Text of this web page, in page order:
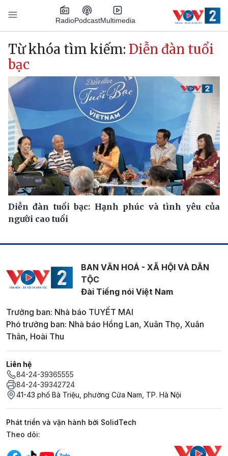
Nhảy đến nội dung
RadioPodcastMultimedia
Main navigation
Từ khóa tìm kiếm: Diễn đàn tuổi
bạc
Diễn đàn tuổi bạc: Hạnh phúc và tình yêu của
người cao tuổi
BAN VĂN HOÁ - XÃ HỘI VÀ DÂN
TỘC
Đài Tiếng nói Việt Nam
Trưởng ban: Nhà báo TUYẾT MAI
Phó trưởng ban: Nhà báo Hồng Lan, Xuân Thọ, Xuân
Thân, Hoài Thu
Liên hệ
84-24-39365555
84-24-39342724
41-43 phố Bà Triệu, phường Cửa Nam, TP. Hà Nội
Phát triển và vận hành bởi SolidTech
Mạng xã hội
Theo dõi: